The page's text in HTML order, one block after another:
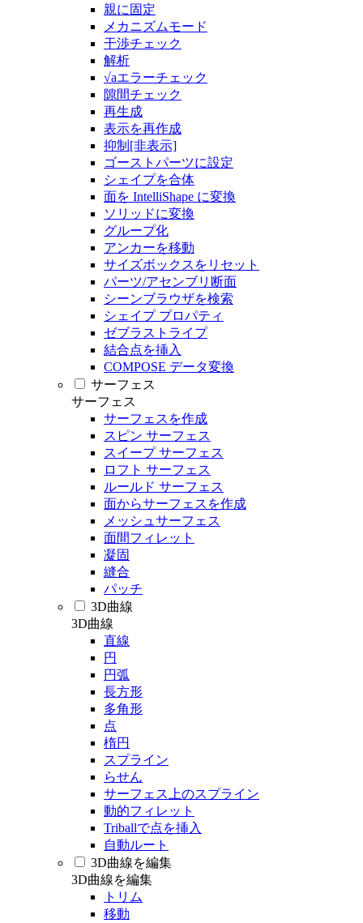
親に固定
メカニズムモード
干渉チェック
解析
√aエラーチェック
隙間チェック
再生成
表示を再作成
抑制[非表示]
ゴーストパーツに設定
シェイプを合体
面を IntelliShape に変換
ソリッドに変換
グループ化
アンカーを移動
サイズボックスをリセット
パーツ/アセンブリ断面
シーンブラウザを検索
シェイプ プロパティ
ゼブラストライプ
結合点を挿入
COMPOSE データ変換
サーフェス
サーフェス
サーフェスを作成
スピン サーフェス
スイープ サーフェス
ロフト サーフェス
ルールド サーフェス
面からサーフェスを作成
メッシュサーフェス
面間フィレット
凝固
縫合
パッチ
3D曲線
3D曲線
直線
円
円弧
長方形
多角形
点
楕円
スプライン
らせん
サーフェス上のスプライン
動的フィレット
Triballで点を挿入
自動ルート
3D曲線を編集
3D曲線を編集
トリム
移動